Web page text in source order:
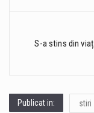
S-a stins din
Publicat in: stiri